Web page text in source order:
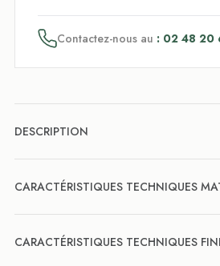
Contactez-nous au : 02 48 20
DESCRIPTION
CARACTÉRISTIQUES TECHNIQUES
CARACTÉRISTIQUES TECHNIQUES